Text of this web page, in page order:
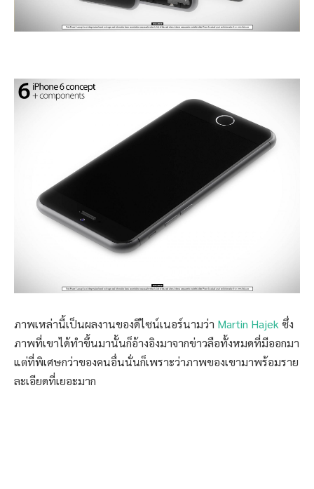
ภาพเหล่านี้เป็นผลงานของดีไซน์เนอร์นามว่า Martin Hajek ซึ่ง
ภาพที่เขาได้ทำขึ้นมานั้นก็อ้างอิงมาจากข่าวลือทั้งหมดที่มีออกมา
แต่ที่พิเศษกว่าของคนอื่นนั่นก็เพราะว่าภาพของเขามาพร้อมราย
ละเอียดที่เยอะมาก